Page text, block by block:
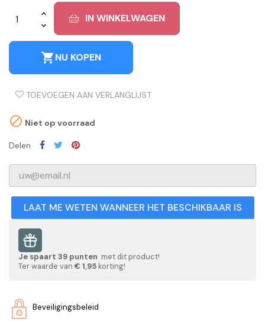
IN WINKELWAGEN
shopping_cartNU KOPEN
TOEVOEGEN AAN VERLANGLIJST
 Niet op voorraad
Delen
LAAT ME WETEN WANNEER HET BESCHIKBAAR IS
Je spaart 39 punten met dit product!
Ter waarde van € 1,95 korting!
Beveiligingsbeleid